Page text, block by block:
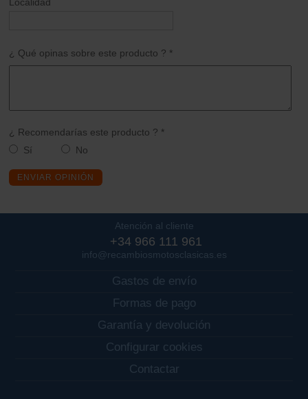
¿ Qué opinas sobre este producto ? *
¿ Recomendarías este producto ? *
Sí
No
ENVIAR OPINIÓN
Atención al cliente
+34 966 111 961
info@recambiosmotosclasicas.es
Gastos de envío
Formas de pago
Garantía y devolución
Configurar cookies
Contactar